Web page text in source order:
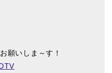
願いしま～す！